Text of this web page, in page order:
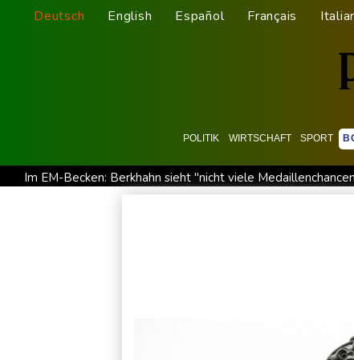
Deutsch English Español Français
POLITIK WIRTSCHAFT SPORT
Im EM-Becken: Berkhahn sieht "nicht viele